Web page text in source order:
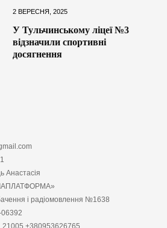
2 ВЕРЕСНЯ, 2025
У Тульчинському ліцеї №3
відзначили спортивні
досягнення
Анастасія
і радіомовлення №1638
06392